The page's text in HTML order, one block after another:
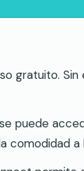
gratuito.
puede
comodidad a